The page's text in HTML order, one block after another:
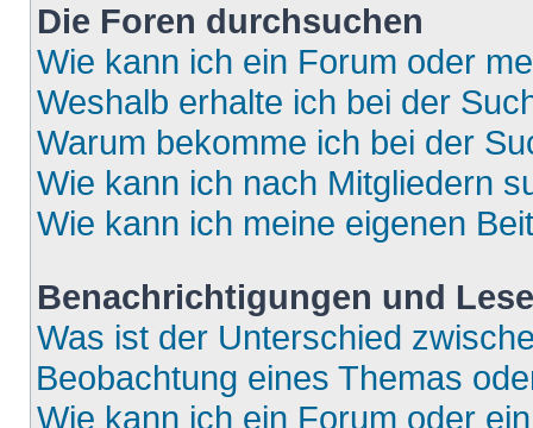
Die Foren durchsuchen
Wie kann ich ein Forum oder
Weshalb erhalte ich bei der
Warum bekomme ich bei der
Wie kann ich nach Mitgliedern
Wie kann ich meine eigenen
Benachrichtigungen und
Was ist der Unterschied
Beobachtung eines Themas
Wie kann ich ein Forum oder